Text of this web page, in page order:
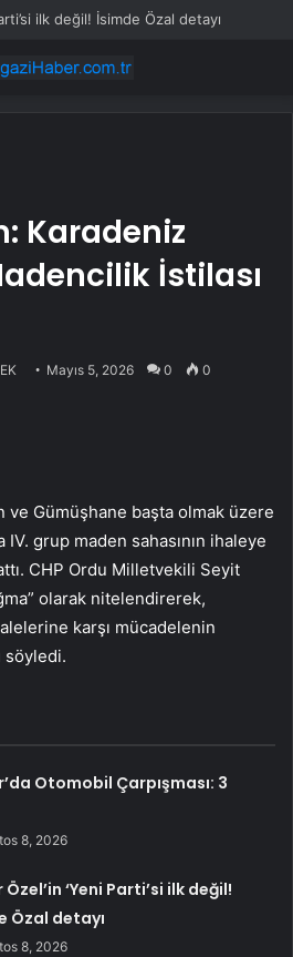
ilk değil! İsimde Özal detayı
Karadeniz
İstilası
Mayıs 5, 2026 0 0
ve Gümüşhane başta olmak üzere
IV. grup maden sahasının ihaleye
CHP Ordu Milletvekili Seyit
olarak nitelendirerek,
karşı mücadelenin
söyledi.
Otomobil Çarpışması: 3
8, 2026
‘Yeni Parti’si ilk değil!
Özal detayı
8, 2026